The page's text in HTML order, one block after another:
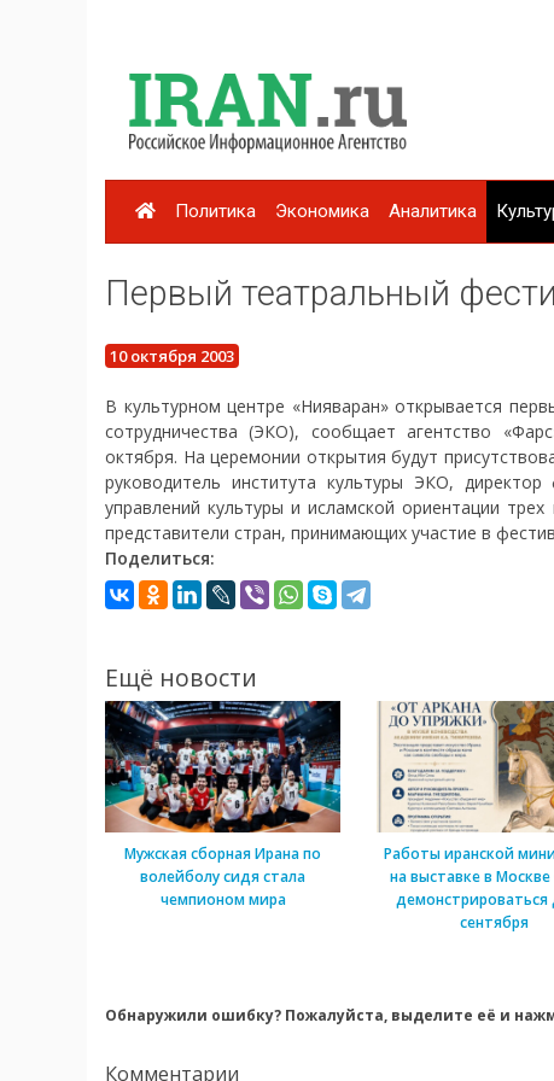
Политика Экономика Аналитика
Первый театральный
10 октября 2003
В культурном центре «Нияваран» открывается
сотрудничества (ЭКО), сообщает агентство
октября. На церемонии открытия будут
руководитель института культуры ЭКО,
управлений культуры и исламской ориентации
представители стран, принимающих участие в
Поделиться:
Ещё новости
Мужская сборная Ирана по
волейболу сидя стала
чемпионом мира
Работы иранской
на выставке в Москве
демонстрироваться
сентября
Обнаружили ошибку? Пожалуйста, выделите её и
Комментарии